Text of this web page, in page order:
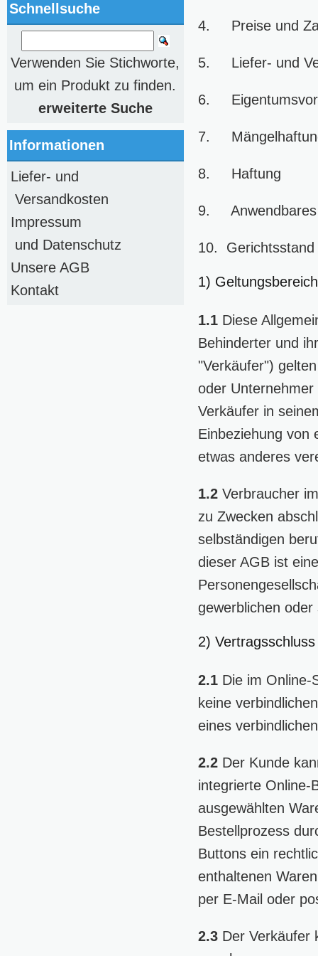
4. Preise und
5. Liefer- und
6.
7.
8. Haftung
9. Anwendbares
10. Gerichtsstand
1) Geltungsbereich
1.1Diese
Behinderter und
"Verkäufer")
oder Unternehmer
Verkäufer in
Einbeziehung von
etwas anderes
1.2Verbraucher
zu Zwecken
selbständigen
dieser AGB ist
gewerblichen
2) Vertragsschluss
2.1Die im Online-
keine
eines
2.2Der Kunde
integrierte Online-
ausgewählten
Bestellprozess
Buttons ein
enthaltenen
per E-Mail oder
2.3Der Verkäufer
Schnellsuche
Verwenden Sie Stichworte,
um ein Produkt zu finden.
erweiterte Suche
Informationen
Liefer- und
Versandkosten
Impressum
und Datenschutz
Unsere AGB
Kontakt